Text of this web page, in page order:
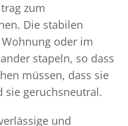
zum
Die stabilen
oder im
stapeln, so dass
müssen, dass sie
sie geruchsneutral.
und